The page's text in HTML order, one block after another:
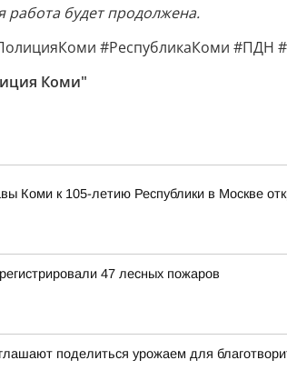
работа будет продолжена.
#РеспубликаКоми #ПДН
Коми"
Коми к 105-летию Республики в Москве
47 лесных пожаров
поделиться урожаем для